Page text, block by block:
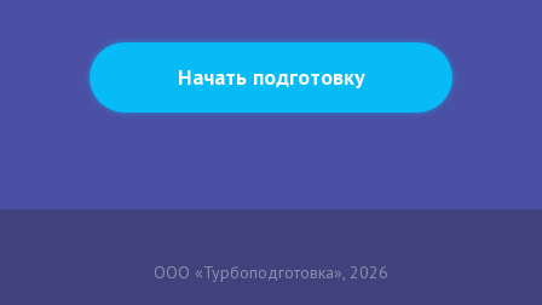
Начать подготовку
ООО «Турбоподготовка», 2026